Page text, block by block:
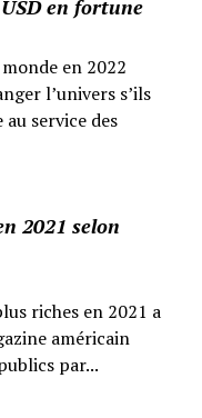
en fortune
en 2022
l’univers s’ils
service des
2021 selon
riches en 2021 a
américain
par...